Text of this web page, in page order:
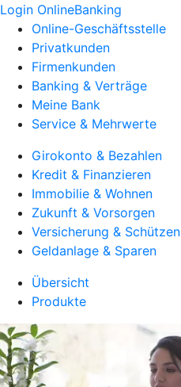
Login OnlineBanking
Online-Geschäftsstelle
Privatkunden
Firmenkunden
Banking & Verträge
Meine Bank
Service & Mehrwerte
Girokonto & Bezahlen
Kredit & Finanzieren
Immobilie & Wohnen
Zukunft & Vorsorgen
Versicherung & Schützen
Geldanlage & Sparen
Übersicht
Produkte